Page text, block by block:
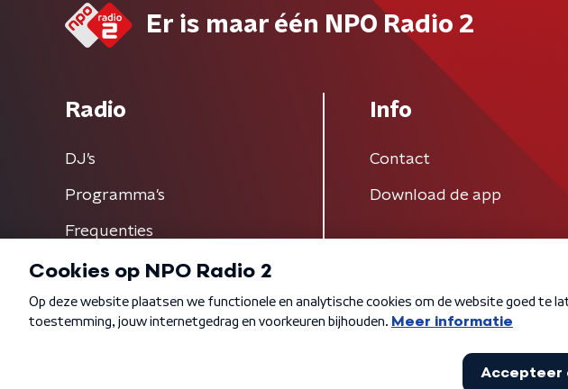
Er is maar één NPO Radio 2
Radio
DJ’s
Programma's
Frequenties
Info
Contact
Download de app
Algemene voorwaarden Privacybeleid